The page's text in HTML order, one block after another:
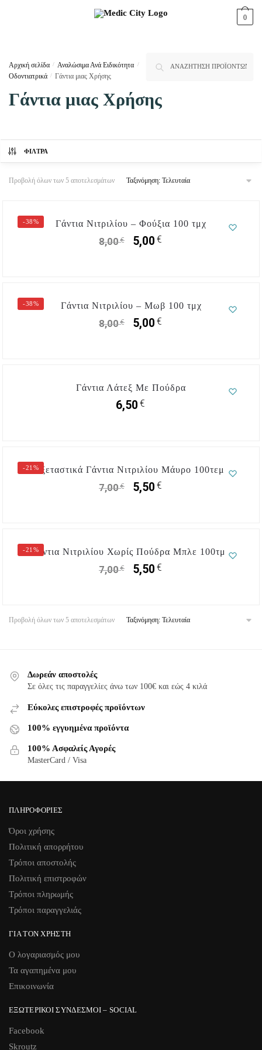
Αναζήτηση
0
Αρχική σελίδα / Αναλώσιμα Ανά Ειδικότητα /
Οδοντιατρικά / Γάντια μιας Χρήσης
Γάντια μιας Χρήσης
ΦΊΛΤΡΑ
Προβολή όλων των 5 αποτελεσμάτων
-38% Γάντια Νιτριλίου – Φούξια 100 τμχ
8,00€ 5,00€
-38% Γάντια Νιτριλίου – Μωβ 100 τμχ
8,00€ 5,00€
Γάντια Λάτεξ Με Πούδρα
6,50€
-21%Εξεταστικά Γάντια Νιτριλίου Μάυρο 100τεμ.
7,00€ 5,50€
-21%Γάντια Νιτριλίου Χωρίς Πούδρα Μπλε 100τμχ
7,00€ 5,50€
Προβολή όλων των 5 αποτελεσμάτων
Δωρεάν αποστολές
Σε όλες τις παραγγελίες άνω των 100€ και εώς 4 κιλά
Εύκολες επιστροφές προϊόντων
100% εγγυημένα προϊόντα
100% Ασφαλείς Αγορές
MasterCard / Visa
ΠΛΗΡΟΦΟΡΊΕΣ
Όροι χρήσης
Πολιτική απορρήτου
Τρόποι αποστολής
Πολιτική επιστροφών
Τρόποι πληρωμής
Τρόποι παραγγελιάς
ΓΙΑ ΤΟΝ ΧΡΉΣΤΗ
Ο λογαριασμός μου
Τα αγαπημένα μου
Επικοινωνία
ΕΞΩΤΕΡΙΚΟΊ ΣΎΝΔΕΣΜΟΙ – SOCIAL
Facebook
Skroutz